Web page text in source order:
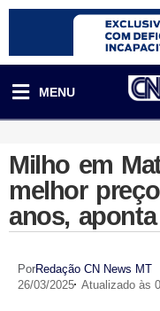
MENU
Milho em
melhor
anos,
PorRedação CN News MT
26/03/2025 Atualizado às